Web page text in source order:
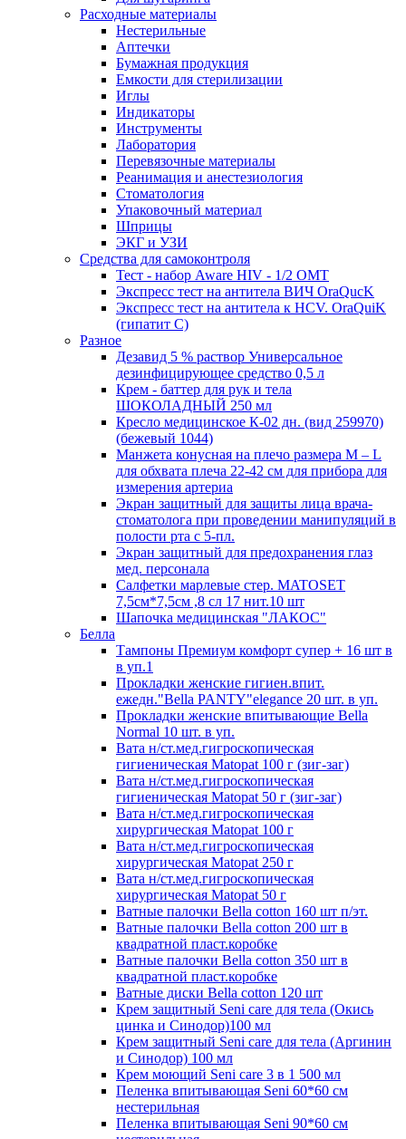
Расходные материалы
Нестерильные
Аптечки
Бумажная продукция
Емкости для стерилизации
Иглы
Индикаторы
Инструменты
Лаборатория
Перевязочные материалы
Реанимация и анестезиология
Стоматология
Упаковочный материал
Шприцы
ЭКГ и УЗИ
Средства для самоконтроля
Тест - набор Aware HIV - 1/2 ОМТ
Экспресс тест на антитела ВИЧ OraQuсK
Экспресс тест на антитела к HCV. OraQuiK
(гипатит С)
Разное
Дезавид 5 % раствор Универсальное
дезинфицирующее средство 0,5 л
Крем - баттер для рук и тела
ШОКОЛАДНЫЙ 250 мл
Кресло медицинское К-02 дн. (вид 259970)
(бежевый 1044)
Манжета конусная на плечо размера М – L
для обхвата плеча 22-42 см для прибора для
измерения артериа
Экран защитный для защиты лица врача-
стоматолога при проведении манипуляций в
полости рта с 5-пл.
Экран защитный для предохранения глаз
мед. персонала
Салфетки марлевые стер. MATOSET
7,5см*7,5см ,8 сл 17 нит.10 шт
Шапочка медицинская "ЛАКОС"
Белла
Тампоны Премиум комфорт супер + 16 шт в
в уп.1
Прокладки женские гигиен.впит.
ежедн."Bella PANTY"elegance 20 шт. в уп.
Прокладки женские впитывающие Bella
Normal 10 шт. в уп.
Вата н/ст.мед.гигроскопическая
гигиеническая Matopat 100 г (зиг-заг)
Вата н/ст.мед.гигроскопическая
гигиеническая Matopat 50 г (зиг-заг)
Вата н/ст.мед.гигроскопическая
хирургическая Matopat 100 г
Вата н/ст.мед.гигроскопическая
хирургическая Matopat 250 г
Вата н/ст.мед.гигроскопическая
хирургическая Matopat 50 г
Ватные палочки Bella cotton 160 шт п/эт.
Ватные палочки Bella cotton 200 шт в
квадратной пласт.коробке
Ватные палочки Bella cotton 350 шт в
квадратной пласт.коробке
Ватные диски Bella cotton 120 шт
Крем защитный Seni care для тела (Окись
цинка и Синодор)100 мл
Крем защитный Seni care для тела (Аргинин
и Синодор) 100 мл
Крем моющий Seni care 3 в 1 500 мл
Пеленка впитывающая Seni 60*60 см
нестерильная
Пеленка впитывающая Seni 90*60 см